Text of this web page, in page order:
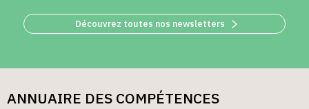
Découvrez toutes nos newsletters
ANNUAIRE DES COMPÉTENCES